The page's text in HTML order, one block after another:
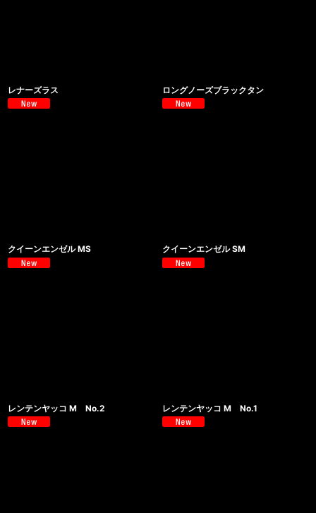
レナーズラス ロングノーズブラックタン
クイーンエンゼル MS クイーンエンゼル SM
レンテンヤッコ M No.2 レンテンヤッコ M No.1